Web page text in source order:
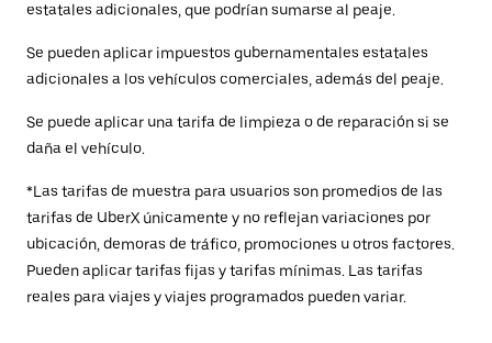
estatales adicionales, que podrían sumarse al peaje.
Se pueden aplicar impuestos gubernamentales estatales
adicionales a los vehículos comerciales, además del peaje.
Se puede aplicar una tarifa de limpieza o de reparación si se
daña el vehículo.
*Las tarifas de muestra para usuarios son promedios de las
tarifas de UberX únicamente y no reflejan variaciones por
ubicación, demoras de tráfico, promociones u otros factores.
Pueden aplicar tarifas fijas y tarifas mínimas. Las tarifas
reales para viajes y viajes programados pueden variar.